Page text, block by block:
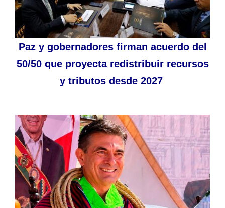
Paz y gobernadores firman acuerdo del
50/50 que proyecta redistribuir recursos
y tributos desde 2027